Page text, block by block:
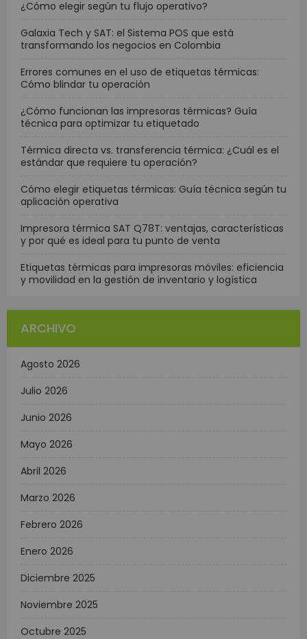
¿Cómo elegir según tu flujo operativo?
Galaxia Tech y SAT: el Sistema POS que está
transformando los negocios en Colombia
Errores comunes en el uso de etiquetas térmicas:
Cómo blindar tu operación
¿Cómo funcionan las impresoras térmicas? Guía
técnica para optimizar tu etiquetado
Térmica directa vs. transferencia térmica: ¿Cuál es el
estándar que requiere tu operación?
Cómo elegir etiquetas térmicas: Guía técnica según tu
aplicación operativa
Impresora térmica SAT Q78T: ventajas, características
y por qué es ideal para tu punto de venta
Etiquetas térmicas para impresoras móviles: eficiencia
y movilidad en la gestión de inventario y logística
ARCHIVO
Agosto 2026
Julio 2026
Junio 2026
Mayo 2026
Abril 2026
Marzo 2026
Febrero 2026
Enero 2026
Diciembre 2025
Noviembre 2025
Octubre 2025